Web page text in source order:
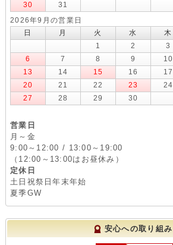
30
31
2026年9月の営業日
日
月 火 水 木
1
2 3
6
7 8 9 10
13
14 15 16 17
20
21 22 23 24
27
28 29 30
営業日
月～金
9:00～12:00 / 13:00～19:00
（12:00～13:00はお昼休み）
定休日
土日祝祭日年末年始
夏季GW
安心への取り組み